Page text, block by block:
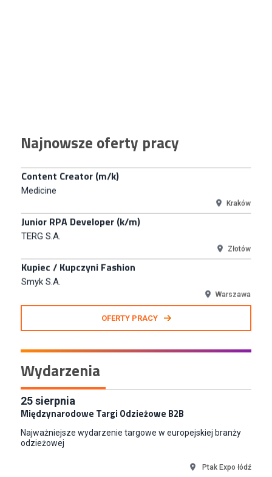
Najnowsze oferty pracy
TERG S.A.
Kupiec / Kupczyni Fashion
Smyk S.A.
Warszawa
Młodszy Specjalista ds. Contentu i Social Media
CCC S.A.
Polkowice
Specjalista ds. Rozwoju Systemów IT (km)
N2H Sp. z o.o.
Zastępca Kierownika Salonu CH Riviera (m/k)
Specjalista/tka ds. Utrzymania Ruchu
W.Kruk
Key Account Manager Meble
Empik
Młodszy Specjalista ds. Sprzedaży B2B (K/M/N)
Warszawa
OFERTY PRACY
Wydarzenia
25sierpnia
Międzynarodowe Targi Odzieżowe B2B
Najważniejsze wydarzenie targowe w europejskiej branży
odzieżowej
Ptak Expo łódź